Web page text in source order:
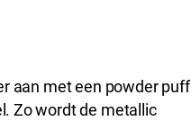
aan met een powder puff
Zo wordt de metallic